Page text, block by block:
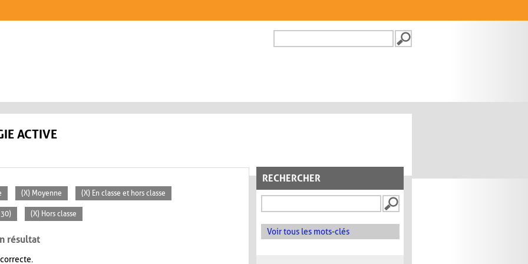
FORMULAIRE DE
ACTIVE
RECHERCHER
Voir tous les mots-clés
(X) Moyenne (X) En classe et hors classe
(X) Hors classe
résultat